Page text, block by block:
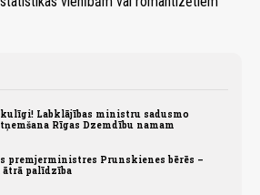
Labklājības ministru sadusmo
Rīgas Dzemdību namam
premjerministres Prunskienes bērēs –
palīdzība